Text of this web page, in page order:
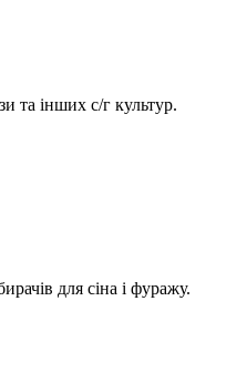
та інших с/г культур.
для сіна і фуражу.